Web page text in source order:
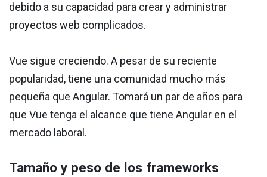
debido a su capacidad para crear y administrar
proyectos web complicados.
Vue sigue creciendo. A pesar de su reciente
popularidad, tiene una comunidad mucho más
pequeña que Angular. Tomará un par de años para
que Vue tenga el alcance que tiene Angular en el
mercado laboral.
Tamaño y peso de los frameworks